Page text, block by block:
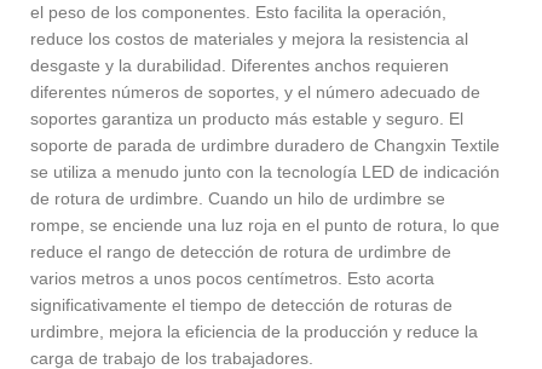
el peso de los componentes. Esto facilita la operación,
reduce los costos de materiales y mejora la resistencia al
desgaste y la durabilidad. Diferentes anchos requieren
diferentes números de soportes, y el número adecuado de
soportes garantiza un producto más estable y seguro. El
soporte de parada de urdimbre duradero de Changxin Textile
se utiliza a menudo junto con la tecnología LED de indicación
de rotura de urdimbre. Cuando un hilo de urdimbre se
rompe, se enciende una luz roja en el punto de rotura, lo que
reduce el rango de detección de rotura de urdimbre de
varios metros a unos pocos centímetros. Esto acorta
significativamente el tiempo de detección de roturas de
urdimbre, mejora la eficiencia de la producción y reduce la
carga de trabajo de los trabajadores.